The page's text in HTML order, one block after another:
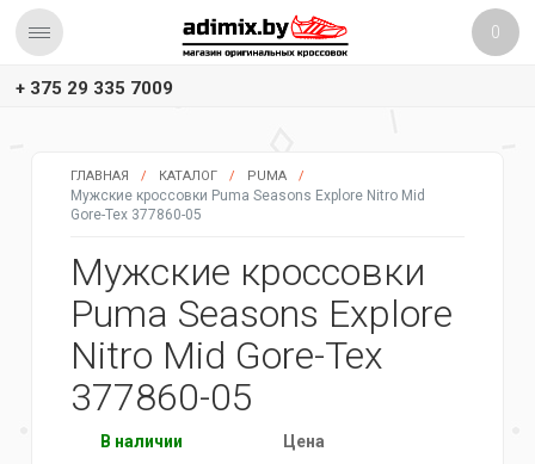
0
+ 375 29 335 7009
ГЛАВНАЯ / КАТАЛОГ / PUMA /
Мужские кроссовки Puma Seasons Explore Nitro Mid
Gore-Tex 377860-05
Мужские кроссовки
Puma Seasons Explore
Nitro Mid Gore-Tex
377860-05
В наличии
Цена